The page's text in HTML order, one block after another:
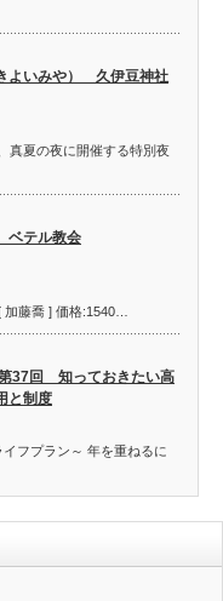
よいみや） 久伊豆神社
真夏の夜に開催する特別夜
ベテル教会
藤喬 ] 価格:1540…
37回 知っておきたい高
と制度
フプラン～ 年を重ねるに